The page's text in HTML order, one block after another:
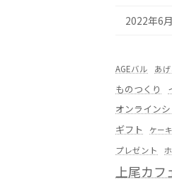
2022年6月
AGEバル あ
ものつくり
オンライン
ギフト ケーキ
プレゼント
上尾カフ